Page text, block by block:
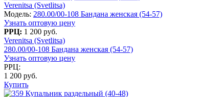
Verenitsa (Svetlitsa)
Модель: 280.00/00-108 Бандана женская (54-57)
Узнать оптовую цену
РРЦ: 1 200 руб.
Verenitsa (Svetlitsa)
280.00/00-108 Бандана женская (54-57)
Узнать оптовую цену
РРЦ:
1 200 руб.
Купить